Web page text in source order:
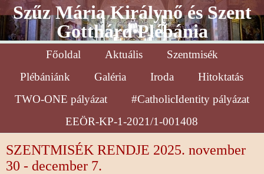
Szűz Mária Királynő és Szent
Gotthárd Plébánia
Főoldal Aktuális
Szentmisék
Plébániánk
Galéria Iroda
Hitoktatás
TWO-ONE pályázat
#CatholicIdentity pályázat
EEÖR-KP-1-2021/1-001408
SZENTMISÉK RENDJE 2025. november
30 - december 7.